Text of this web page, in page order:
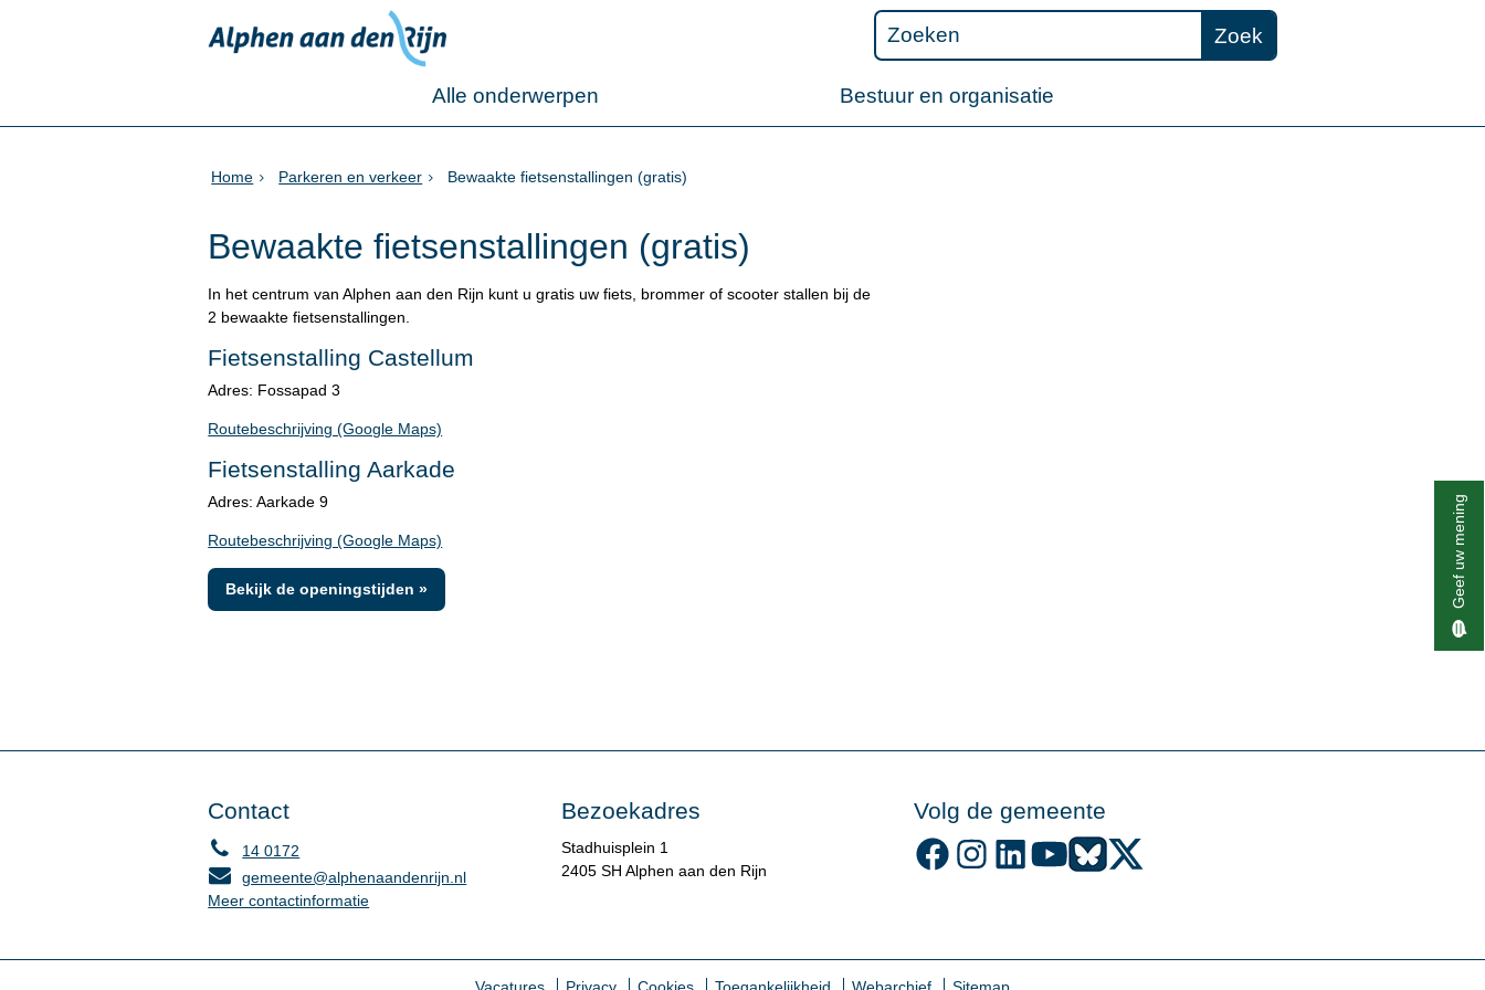
Zoek
Alle onderwerpen Bestuur en organisatie
Home Parkeren en verkeer Bewaakte fietsenstallingen (gratis)
Bewaakte fietsenstallingen (gratis)
In het centrum van Alphen aan den Rijn kunt u gratis uw fiets, brommer of scooter stallen bij de
2 bewaakte fietsenstallingen.
Fietsenstalling Castellum
Adres: Fossapad 3
Routebeschrijving (Google Maps)
Fietsenstalling Aarkade
Adres: Aarkade 9
Routebeschrijving (Google Maps)
Bekijk de openingstijden »
Contact
14 0172
gemeente@alphenaandenrijn.nl
Meer contactinformatie
Bezoekadres
Stadhuisplein 1
2405 SH Alphen aan den Rijn
Volg de gemeente
Volg de gemeente Alphen aan den Rijn op Facebook
Volg de gemeente Alphen aan den Rijn op Instagram
Volg de gemeente Alphen aan den Rijn op LinkedIn
Volg de gemeente Alphen aan den Rijn op YouTube
Volg de gemeente Alphen aan den Rijn op Bluesky
Vacatures Privacy Cookies Toegankelijkheid Webarchief Sitemap
Geef uw mening